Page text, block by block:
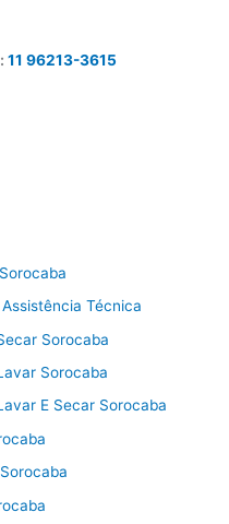
11 96213-3615
Técnica
Sorocaba
Sorocaba
E Secar Sorocaba